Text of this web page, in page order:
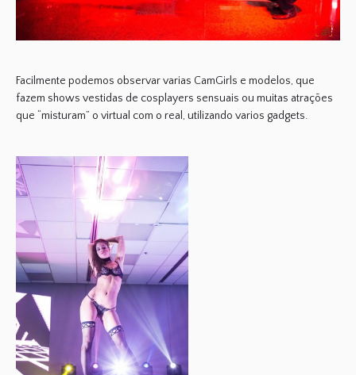
Facilmente podemos observar varias CamGirls e modelos, que
fazem shows vestidas de cosplayers sensuais ou muitas atrações
que “misturam” o virtual com o real, utilizando varios gadgets.